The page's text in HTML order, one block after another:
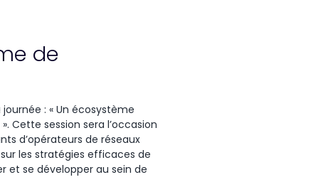
de
: « Un écosystème
Cette session sera l’occasion
d’opérateurs de réseaux
les stratégies efficaces de
et se développer au sein de